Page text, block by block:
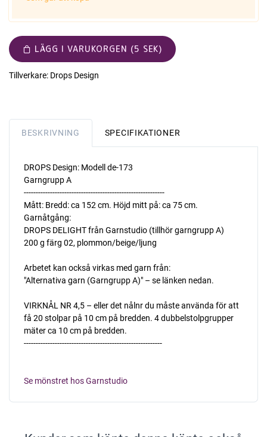
LÄGG I VARUKORGEN (5 SEK)
Tillverkare: Drops Design
BESKRIVNING SPECIFIKATIONER
DROPS Design: Modell de-173
Garngrupp A
-----------------------------------------------------------
Mått: Bredd: ca 152 cm. Höjd mitt på: ca 75 cm.
Garnåtgång:
DROPS DELIGHT från Garnstudio (tillhör garngrupp A)
200 g färg 02, plommon/beige/ljung
Arbetet kan också virkas med garn från:
"Alternativa garn (Garngrupp A)" – se länken nedan.
VIRKNÅL NR 4,5 – eller det nålnr du måste använda för att
få 20 stolpar på 10 cm på bredden. 4 dubbelstolpgrupper
mäter ca 10 cm på bredden.
----------------------------------------------------------
Se mönstret hos Garnstudio